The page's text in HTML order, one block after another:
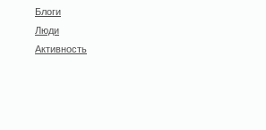
Блоги
Люди
Активность